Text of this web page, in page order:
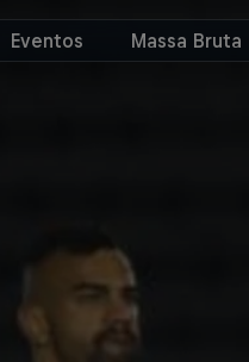
Eventos Massa Bruta